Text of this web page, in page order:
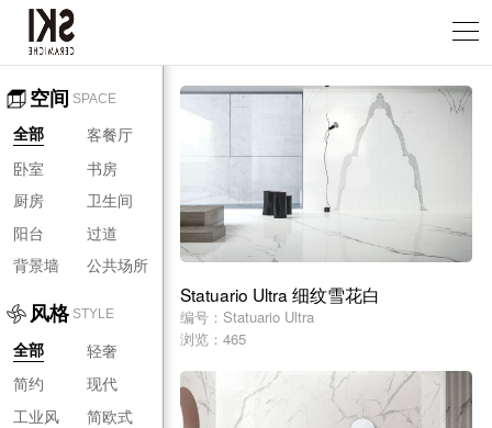
空间 SPACE
全部
客餐厅
卧室
书房
厨房
卫生间
阳台
过道
背景墙
公共场所
风格 STYLE
全部
轻奢
简约
现代
工业风
简欧式
Statuario Ultra 细纹雪花白
编号：Statuario Ultra
浏览：465